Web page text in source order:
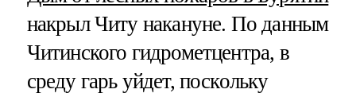
накрыл Читу накануне. По данным
Читинского гидрометцентра, в
среду гарь уйдет, поскольку